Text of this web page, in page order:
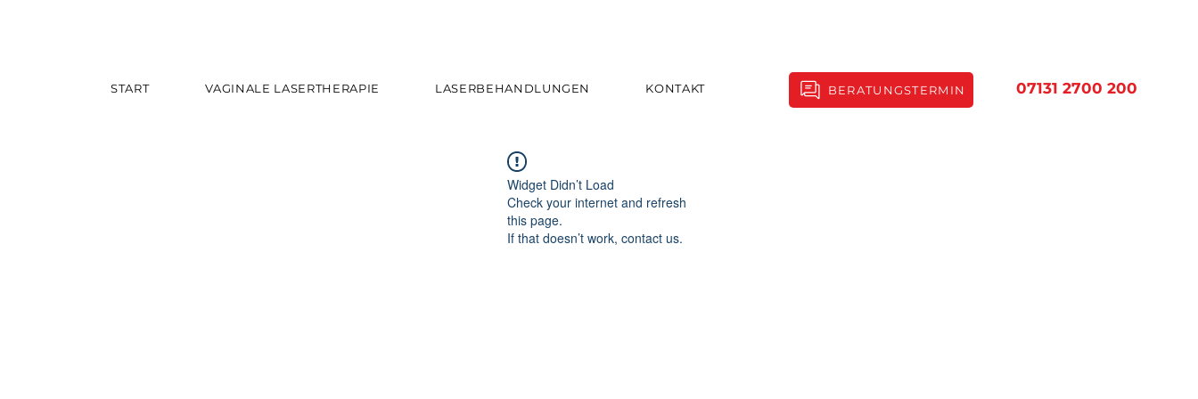
START VAGINALE LASERTHERAPIE LASERBEHANDLUNGEN KONTAKT BERATUNGSTERMIN 07131 2700 200
Widget Didn’t Load
Check your internet and refresh
this page.
If that doesn’t work, contact us.